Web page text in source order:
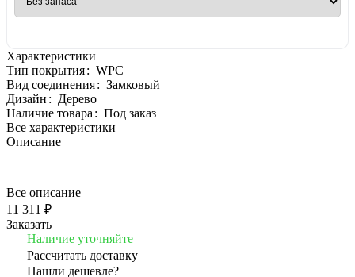
Характеристики
Тип покрытия: WPC
Вид соединения: Замковый
Дизайн: Дерево
Наличие товара: Под заказ
Все характеристики
Описание
Все описание
11 311 ₽
Заказать
Наличие уточняйте
Рассчитать доставку
Нашли дешевле?